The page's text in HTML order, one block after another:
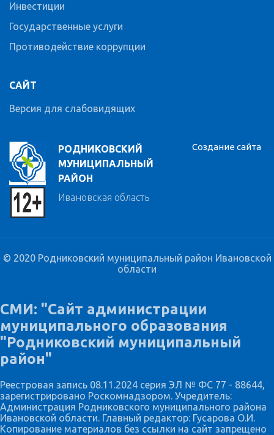
РОДНИКОВСКИЙ
МУНИЦИПАЛЬНЫЙ
РАЙОН
Ивановская область
Инвестиции
Государственные услуги
Противодействие коррупции
САЙТ
Версия для слабовидящих
Создание сайта
© 2020 Родниковский муниципальный район Ивановской
области
СМИ: "Сайт администрации
муниципального образования
"Родниковский муниципальный
район"
Реестровая запись 08.11.2024 серия ЭЛ № ФС 77 - 88644,
зарегистрировано Роскомнадзором. Учредитель:
Администрация Родниковского муниципального района
Ивановской области. Главный редактор: Гусарова О.И.
Копирование материалов без ссылки на сайт запрещено